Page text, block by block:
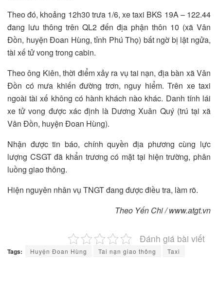
Theo đó, khoảng 12h30 trưa 1/6, xe taxi BKS 19A – 122.44
đang lưu thông trên QL2 đến địa phận thôn 10 (xã Vân
Đồn, huyện Đoan Hùng, tỉnh Phú Thọ) bất ngờ bị lật ngửa,
tài xế tử vong trong cabin.
Theo ông Kiên, thời điểm xảy ra vụ tai nạn, địa bàn xã Vân
Đồn có mưa khiến đường trơn, nguy hiểm. Trên xe taxi
ngoài tài xế không có hành khách nào khác. Danh tính lái
xe tử vong được xác định là Dương Xuân Quý (trú tại xã
Vân Đồn, huyện Đoan Hùng).
Nhận được tin báo, chính quyền địa phương cùng lực
lượng CSGT đã khẩn trương có mặt tại hiện trường, phân
luồng giao thông.
Hiện nguyên nhân vụ TNGT đang được điều tra, làm rõ.
Theo Yến Chi / www.atgt.vn
Đánh giá bài viết
Tags: Huyện Đoan Hùng Tai nạn giao thông Taxi